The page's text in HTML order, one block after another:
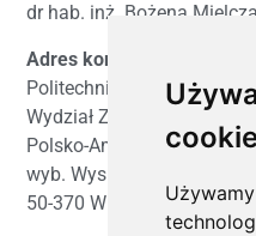
dr hab. inż. Bożena
Adres korespondencyjny
Politechnika Wrocławska
Wydział Zarządzania
Polsko-Amerykańska
wyb. Wyspiańskiego 27
50-370 Wrocław